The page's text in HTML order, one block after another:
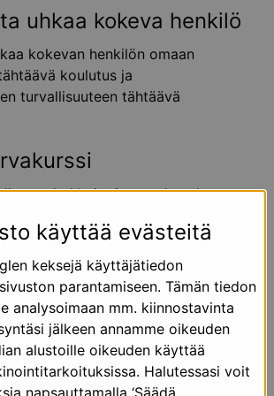
uhkaa kokeva henkilö
kokevan henkilön omaan
koulutus ja
turvallisuuteen tähtäävä
tehokkaita itsepuolustuksen
käyttökoulutus
kaasusumuttimen turvallista
sopii myös yrityksille, joiden
käytössään kaasusumuttimet.
käyttää evästeitä
keksejä käyttäjätiedon
parantamiseen. Tämän tiedon
analysoimaan mm. kiinnostavinta
jälkeen annamme oikeuden
alustoille oikeuden käyttää
Halutessasi voit
napsauttamalla ‘Säädä